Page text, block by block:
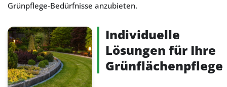
Grünpflege-Bedürfnisse anzubieten.
Individuelle
Lösungen für Ihre
Grünflächenpflege